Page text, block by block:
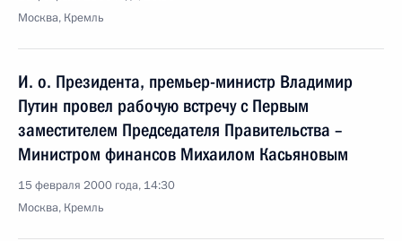
Москва, Кремль
И. о. Президента, премьер-министр Владимир
Путин провел рабочую встречу с Первым
заместителем Председателя Правительства –
Министром финансов Михаилом Касьяновым
15 февраля 2000 года, 14:30
Москва, Кремль